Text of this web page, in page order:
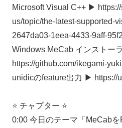
Microsoft Visual C++ ▶︎
us/topic/the-latest-supported-
2647da03-1eea-4433-9aff-
Windows MeCab インストー
https://github.com/ikegami-
unidicのfeature出力 ▶︎ https://
⭐️ チャプター ⭐️
0:00 今日のテーマ「MeCab